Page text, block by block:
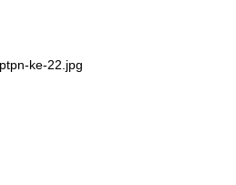
ke-22.jpg